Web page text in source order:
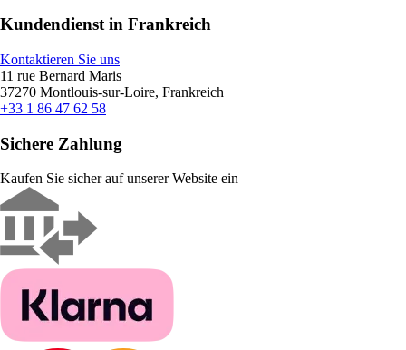
Kundendienst in Frankreich
Kontaktieren Sie uns
11 rue Bernard Maris
37270 Montlouis-sur-Loire, Frankreich
+33 1 86 47 62 58
Sichere Zahlung
Kaufen Sie sicher auf unserer Website ein